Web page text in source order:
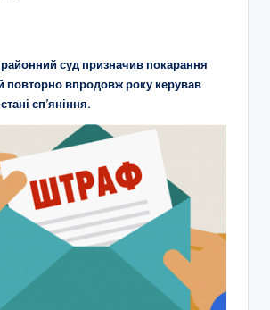
суд призначив покарання
повторно впродовж року керував
сп’яніння.